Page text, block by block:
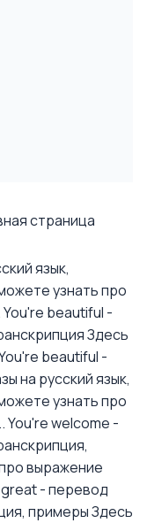
страница
язык,
узнать про
You're beautiful -
Здесь
beautiful -
на русский язык,
узнать про
You're welcome -
выражение
great - перевод
примерыЗдесь